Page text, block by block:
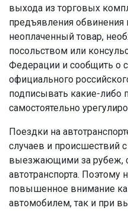
выхода из торговых
предъявления
неоплаченный товар,
посольством или
Федерации и сообщить о
официального
подписывать какие-либо
самостоятельно
Поездки на
случаев и происшествий
выезжающими за рубеж,
автотранспорта. Поэтому
повышенное внимание
автомобилем, так и при